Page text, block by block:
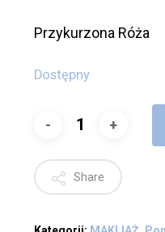
Przykurzona Róża
Dostępny
Share